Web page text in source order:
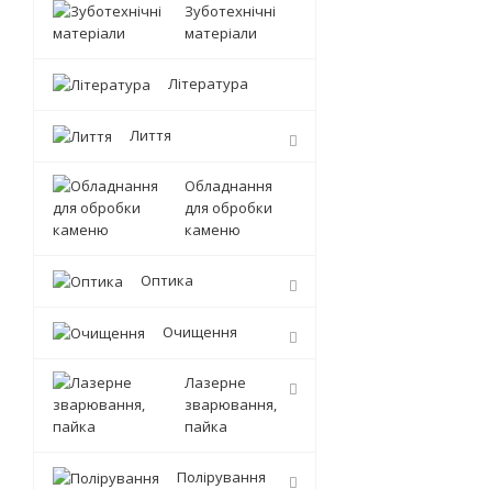
Зуботехнічні
матеріали
Література
Лиття
Обладнання
для обробки
каменю
Оптика
Очищення
Лазерне
зварювання,
пайка
Полірування